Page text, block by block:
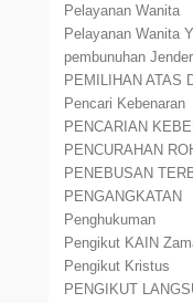
Pelayanan Wanita
Pelayanan Wanita
pembunuhan
PEMILIHAN ATAS
Pencari Kebenaran
PENCARIAN
PENCURAHAN
PENEBUSAN
PENGANGKATAN
Penghukuman
Pengikut KAIN
Pengikut Kristus
PENGIKUT